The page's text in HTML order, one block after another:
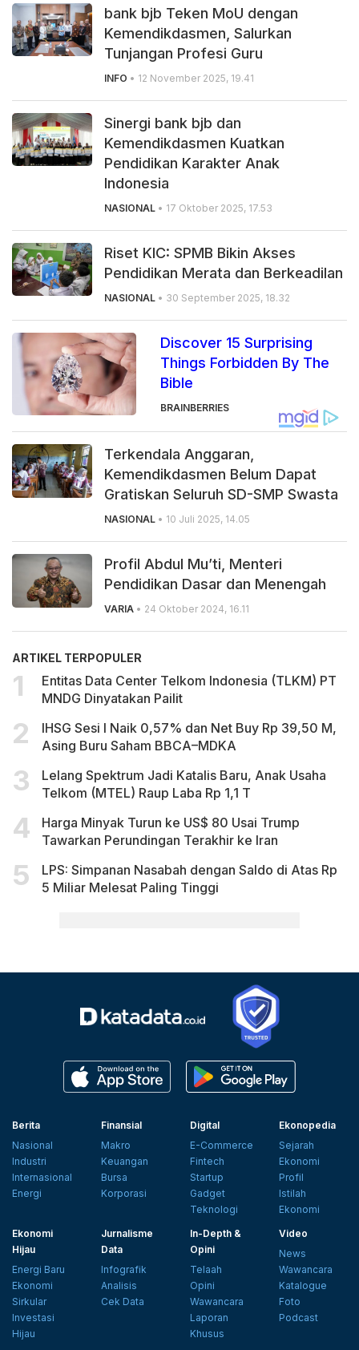
bank bjb Teken MoU dengan
Kemendikdasmen, Salurkan
Tunjangan Profesi Guru
INFO • 12 November 2025, 19.41
Sinergi bank bjb dan
Kemendikdasmen Kuatkan
Pendidikan Karakter Anak
Indonesia
NASIONAL • 17 Oktober 2025, 17.53
Riset KIC: SPMB Bikin Akses
Pendidikan Merata dan Berkeadilan
NASIONAL • 30 September 2025, 18.32
Discover 15 Surprising
Things Forbidden By The
Bible
BRAINBERRIES
Terkendala Anggaran,
Kemendikdasmen Belum Dapat
Gratiskan Seluruh SD-SMP Swasta
NASIONAL • 10 Juli 2025, 14.05
Profil Abdul Mu’ti, Menteri
Pendidikan Dasar dan Menengah
VARIA • 24 Oktober 2024, 16.11
ARTIKEL TERPOPULER
Entitas Data Center Telkom Indonesia (TLKM) PT
MNDG Dinyatakan Pailit
IHSG Sesi I Naik 0,57% dan Net Buy Rp 39,50 M,
Asing Buru Saham BBCA–MDKA
Lelang Spektrum Jadi Katalis Baru, Anak Usaha
Telkom (MTEL) Raup Laba Rp 1,1 T
Harga Minyak Turun ke US$ 80 Usai Trump
Tawarkan Perundingan Terakhir ke Iran
LPS: Simpanan Nasabah dengan Saldo di Atas Rp
5 Miliar Melesat Paling Tinggi
Berita
Nasional
Industri
Internasional
Energi
Finansial
Makro
Keuangan
Bursa
Korporasi
Digital
E-Commerce
Fintech
Startup
Gadget
Teknologi
Ekonopedia
Sejarah
Ekonomi
Profil
Istilah
Ekonomi
Ekonomi
Hijau
Energi Baru
Ekonomi
Sirkular
Investasi
Hijau
Jurnalisme
Data
Infografik
Analisis
Cek Data
In-Depth &
Opini
Telaah
Opini
Wawancara
Laporan
Khusus
Video
News
Wawancara
Katalogue
Foto
Podcast